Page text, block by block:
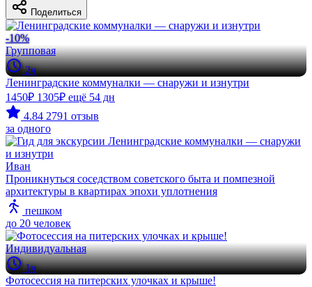
Поделиться
-10%
Групповая
2ч
Ленинградские коммуналки — снаружи и изнутри
1450₽ 1305₽ ещё 54 дн
4.84 2791 отзыв
за одного
Иван
Проникнуться соседством советского быта и помпезной
архитектуры в квартирах эпохи уплотнения
пешком
до 20 человек
Индивидуальная
1ч
Фотосессия на питерских улочках и крыше!